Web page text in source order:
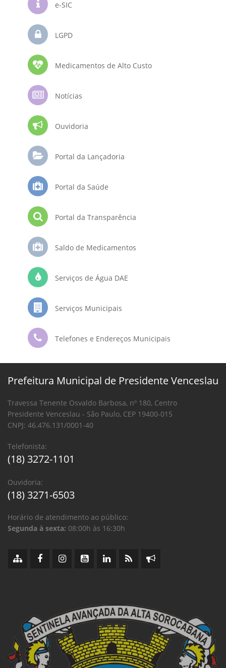
e-SIC
LGPD
Medicamentos de Alto Custo
Notícias
Ouvidoria
Portal da Lançadoria
Portal da Saúde
Portal da Transparência
Saldo de Medicamentos
Serviços de Água DAE
Serviços Municipais
Telefones e Endereços Municipais
Prefeitura Municipal de Presidente Venceslau
Travessa Tenente Osvaldo Barbosa, nº 180, Centro
Presidente Venceslau - São Paulo, CEP 19400-015
CNPJ: 46.476.131/0001-40
Telefonista:
(18) 3272-1101
Ouvidoria:
(18) 3271-6503
Horário de atendimento ao público:
Segunda à sexta: 08:00h às 16:30h